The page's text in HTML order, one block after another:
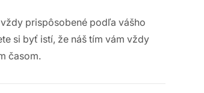
prispôsobené podľa vášho
si byť istí, že náš tím vám vždy
časom.